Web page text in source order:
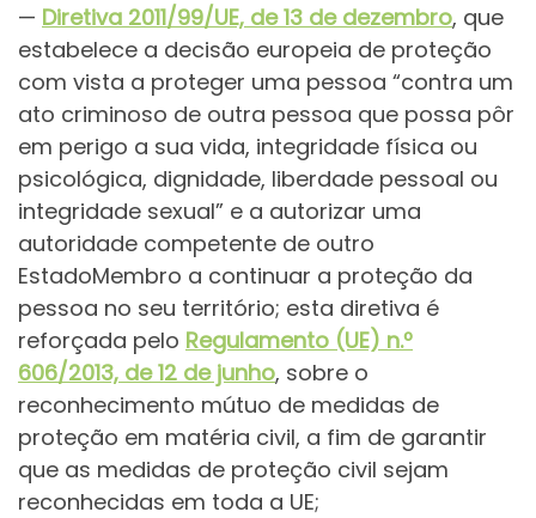
— Diretiva 2011/99/UE, de 13 de dezembro, que
estabelece a decisão europeia de proteção
com vista a proteger uma pessoa “contra um
ato criminoso de outra pessoa que possa pôr
em perigo a sua vida, integridade física ou
psicológica, dignidade, liberdade pessoal ou
integridade sexual” e a autorizar uma
autoridade competente de outro
EstadoMembro a continuar a proteção da
pessoa no seu território; esta diretiva é
reforçada pelo Regulamento (UE) n.º
606/2013, de 12 de junho, sobre o
reconhecimento mútuo de medidas de
proteção em matéria civil, a fim de garantir
que as medidas de proteção civil sejam
reconhecidas em toda a UE;